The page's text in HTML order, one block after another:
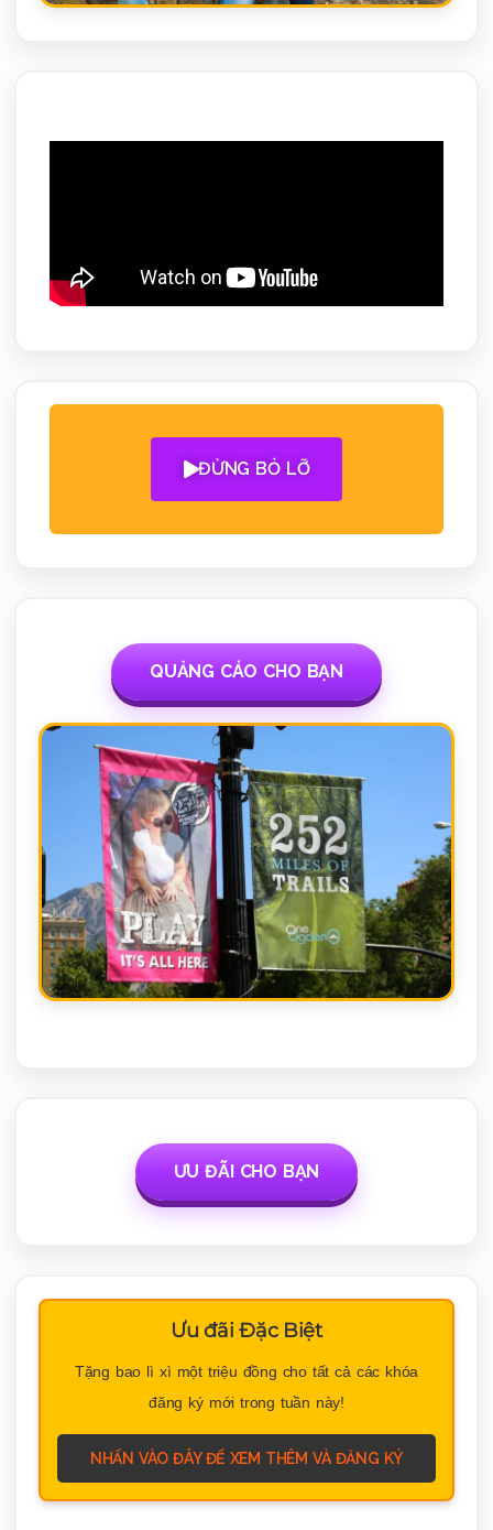
ĐỪNG BỎ LỠ
QUẢNG CÁO CHO BẠN
ƯU ĐÃI CHO BẠN
Ưu đãi Đặc Biệt
Tặng bao lì xì một triệu đồng cho tất cả các khóa
đăng ký mới trong tuần này!
NHẤN VÀO ĐÂY ĐỂ XEM THÊM VÀ ĐĂNG KÝ